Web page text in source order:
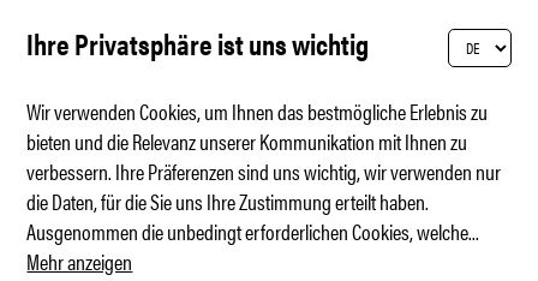
Hola, Cupra Raval – Rebellion von unten
Ihre Privatsphäre ist uns wichtig
Wir verwenden Cookies, um Ihnen das bestmögliche Erlebnis zu
bieten und die Relevanz unserer Kommunikation mit Ihnen zu
verbessern. Ihre Präferenzen sind uns wichtig, wir verwenden nur
die Daten, für die Sie uns Ihre Zustimmung erteilt haben.
Ausgenommen die unbedingt erforderlichen Cookies, welche...
Mehr anzeigen